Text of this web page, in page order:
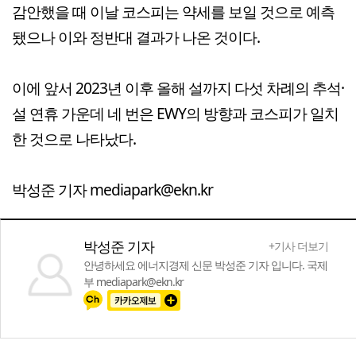
감안했을 때 이날 코스피는 약세를 보일 것으로 예측
됐으나 이와 정반대 결과가 나온 것이다.
이에 앞서 2023년 이후 올해 설까지 다섯 차례의 추석·
설 연휴 가운데 네 번은 EWY의 방향과 코스피가 일치
한 것으로 나타났다.
박성준 기자 mediapark@ekn.kr
박성준 기자
+기사 더보기
안녕하세요 에너지경제 신문 박성준 기자 입니다. 국제
부 mediapark@ekn.kr